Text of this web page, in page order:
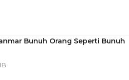
Bunuh Orang Seperti Bunuh